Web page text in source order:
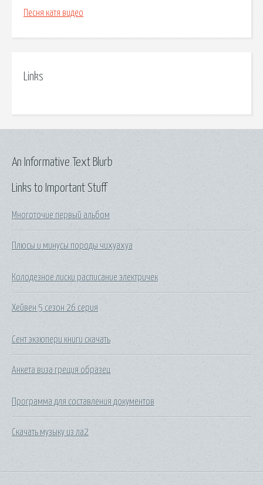
Песня катя видео
Links
Links to Important Stuff
Многоточие первый альбом
Плюсы и минусы породы чихуахуа
Колодезное лиски расписание электричек
Хейвен 5 сезон 26 серия
Сент экзюпери книги скачать
Анкета виза греция образец
Программа для составления документов
Скачать музыку из ла2
An Informative Text Blurb